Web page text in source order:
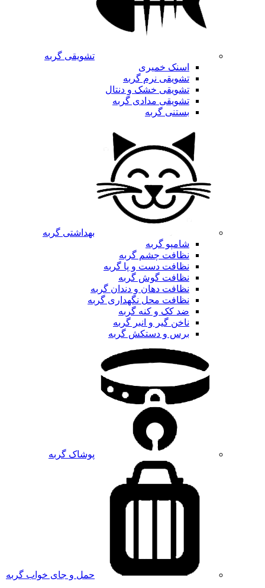
تشویقی گربه
اسنک خمیری
تشویقی نرم گربه
تشویقی خشک و دنتال
تشویقی مدادی گربه
بستنی گربه
بهداشتی گربه
شامپو گربه
نظافت چشم گربه
نظافت دست و پا گربه
نظافت گوش گربه
نظافت دهان و دندان گربه
نظافت محل نگهداری گربه
ضد کک و کنه گربه
ناخن گیر و انبر گربه
برس و دستکش گربه
پوشاک گربه
حمل و جای خواب گربه